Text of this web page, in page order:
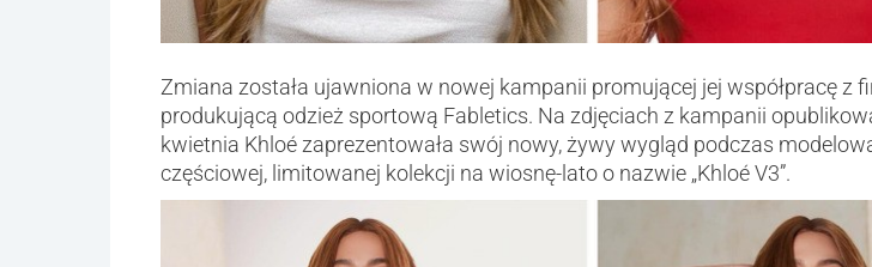
Zmiana została ujawniona w nowej kampanii promującej jej współpracę z
produkującą odzież sportową Fabletics. Na zdjęciach z kampanii
kwietnia Khloé zaprezentowała swój nowy, żywy wygląd podczas
częściowej, limitowanej kolekcji na wiosnę-lato o nazwie „Khloé V3”.